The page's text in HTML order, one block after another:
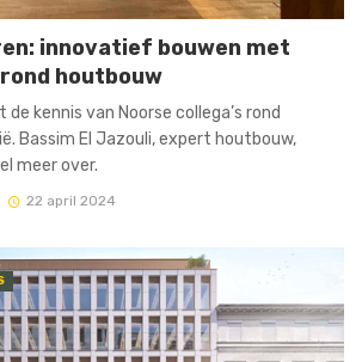
innovatief bouwen met
houtbouw
kennis van Noorse collega’s rond
Bassim El Jazouli, expert houtbouw,
meer over.
22 april 2024